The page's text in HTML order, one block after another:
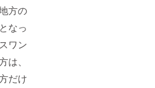
方の
なっ
ワン
は、
だけ